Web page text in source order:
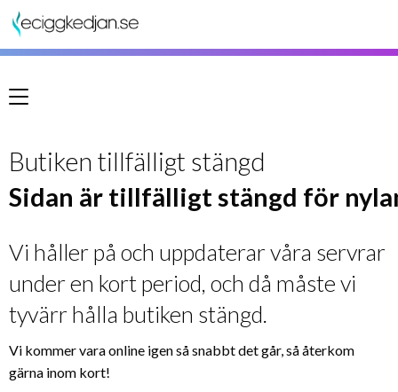
Meny
Butiken tillfälligt stängd
Sidan är tillfälligt stängd för
Vi håller på och uppdaterar våra servrar
under en kort period, och då måste vi
tyvärr hålla butiken stängd.
Vi kommer vara online igen så snabbt det går, så återkom
gärna inom kort!